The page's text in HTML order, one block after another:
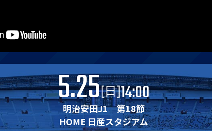
5.25[日]14:00
明治安田J1 第18節
HOME 日産スタジアム